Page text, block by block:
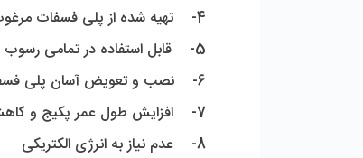
4-    تهیه شده از پلی فسفات مرغوب و وارداتی
5-    قابل استفاده در تمامی رسوب گیرهای پکیج، آبگرمگن، لباسشویی و ظرفشویی
6-    نصب و تعویض آسان پلی فسفات رسوب گیر
7-    افزایش طول عمر پکیج و کاهش مصرف انرژی
8-    عدم نیاز به انرژی الکتریکی